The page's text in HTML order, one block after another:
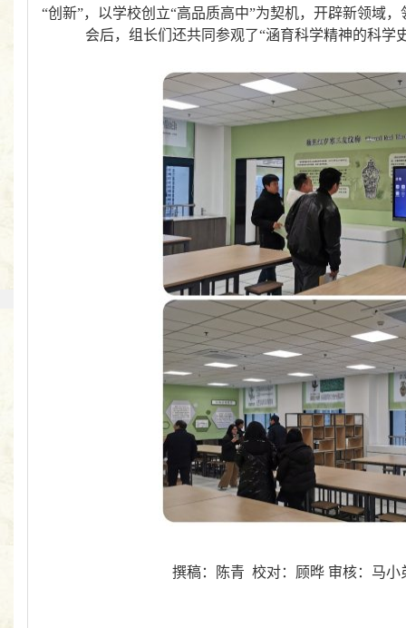
“创新”，以学校创立“高品质高中”为契机， 开辟新领域，
会后，组长们还共同参观了“涵育科学精神的科学
撰稿：陈青 校对：顾晔 审核：马小